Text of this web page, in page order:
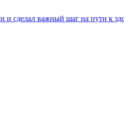
сделал важный шаг на пути к